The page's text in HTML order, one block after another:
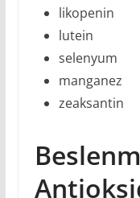
likopenin
lutein
selenyum
manganez
zeaksantin